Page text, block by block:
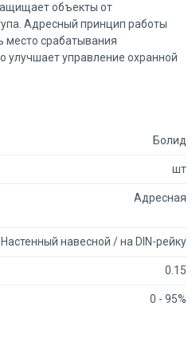
объекты от
Адресный принцип работы
место срабатывания
улучшает управление охранной
жилые квартиры и дома,
предприятия.
для установки в коридорах,
с повышенной
оптико-электронный, адресный.
12 метров.
Болид
шт
Адресная
Настенный навесной / на DIN-рейку
0.15
0 - 95%